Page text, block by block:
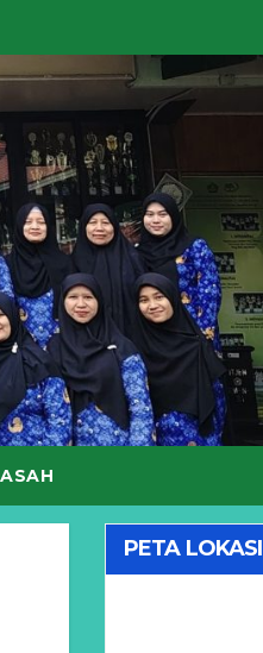
PETA LOKASI